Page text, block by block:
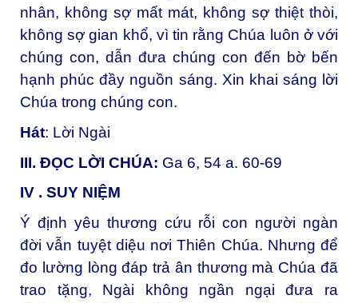
nhân, không sợ mất mát, không sợ thiệt thòi,
không sợ gian khổ, vì tin rằng Chúa luôn ở với
chúng con, dẫn đưa chúng con đến bờ bến
hạnh phúc đầy nguồn sáng. Xin khai sáng lời
Chúa trong chúng con.
Hát: Lời Ngài
III. ĐỌC LỜI CHÚA: Ga 6, 54 a. 60-69
IV . SUY NIỆM
Ý định yêu thương cứu rỗi con người ngàn
đời vẫn tuyệt diệu nơi Thiên Chúa. Nhưng để
đo lường lòng đáp trả ân thương mà Chúa đã
trao tặng, Ngài không ngần ngại đưa ra